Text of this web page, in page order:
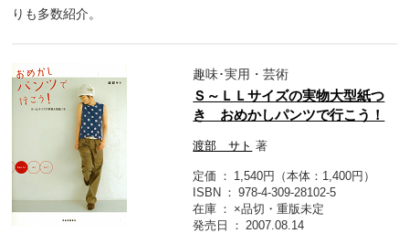
りも多数紹介。
趣味･実用・芸術
Ｓ～ＬＬサイズの実物大型紙つ
き おめかしパンツで行こう！
渡部 サト 著
定価
1,540円（本体：1,400円）
ISBN
978-4-309-28102-5
在庫
×品切・重版未定
発売日
2007.08.14